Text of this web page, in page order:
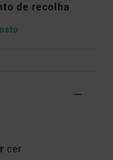
de recolha
cer